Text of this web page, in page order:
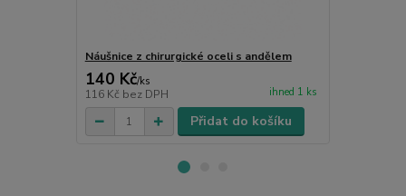
Náušnice z chirurgické oceli s andělem
140 Kč/ks
116 Kč bez DPH ihned 1 ks
Přidat do košíku